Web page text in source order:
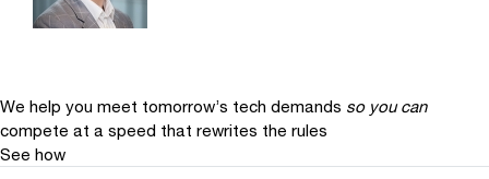
We help you meet tomorrow’s tech demands so you can
compete at a speed that rewrites the rules
See how